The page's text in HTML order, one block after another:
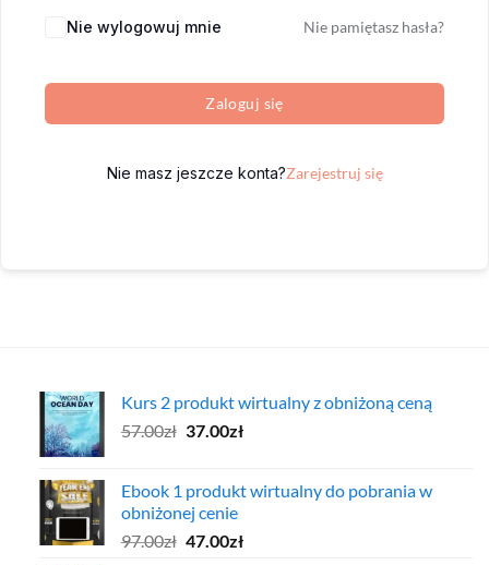
Nie wylogowuj mnie Nie pamiętasz hasła?
Zaloguj się
Nie masz jeszcze konta?Zarejestruj się
Kurs 2 produkt wirtualny z obniżoną ceną
57.00zł Pierwotna
57.00zł.
37.00złAktualna
37.00zł.
Ebook 1 produkt wirtualny do pobrania w
obniżonej cenie
97.00zł Pierwotna
47.00złAktualna